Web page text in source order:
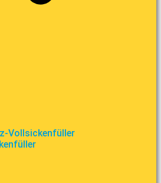
Vollsickenfüller